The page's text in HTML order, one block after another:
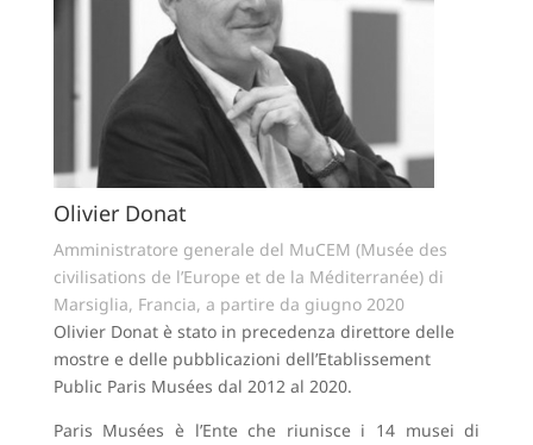
Olivier Donat
Amministratore generale del MuCEM (Musée des
civilisations de l’Europe et de la Méditerranée) di
Marsiglia, Francia, a partire da giugno 2020
Olivier Donat è stato in precedenza direttore delle
mostre e delle pubblicazioni dell’Etablissement
Public Paris Musées dal 2012 al 2020.
Paris Musées è l’Ente che riunisce i 14 musei di